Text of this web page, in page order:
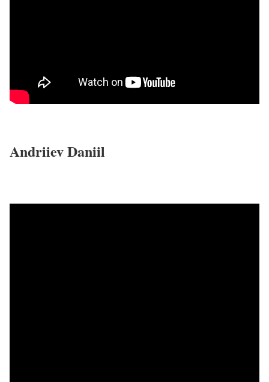
Andriiev Daniil